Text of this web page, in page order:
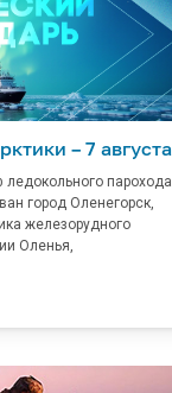
– 7 августа
парохода
город Оленегорск,
железорудного
Оленья,